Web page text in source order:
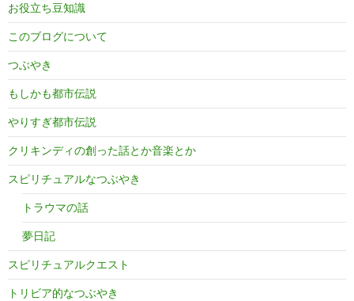
お役立ち豆知識
このブログについて
つぶやき
もしかも都市伝説
やりすぎ都市伝説
クリキンディの創った話とか音楽とか
スピリチュアルなつぶやき
トラウマの話
夢日記
スピリチュアルクエスト
トリビア的なつぶやき